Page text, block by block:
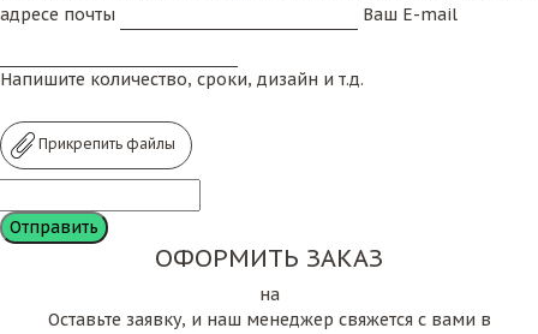
адресе почты
Ваш E-mail
Напишите количество, сроки, дизайн и т.д.
Прикрепить файлы
ОФОРМИТЬ ЗАКАЗ
на
Оставьте заявку, и наш менеджер свяжется с вами в